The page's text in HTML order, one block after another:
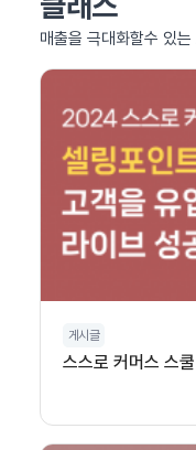
매출을 극대화할수 있
게시글
스스로 커머스 스